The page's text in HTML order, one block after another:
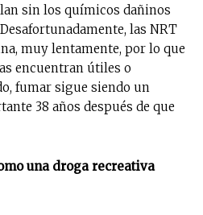
sin los químicos dañinos
las NRT
muy lentamente, por lo que
encuentran útiles o
fumar sigue siendo un
38 años después de que
una droga recreativa